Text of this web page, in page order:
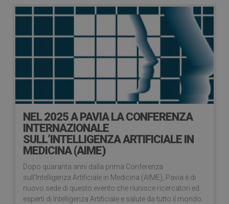
NEL 2025 A PAVIA LA CONFERENZA
INTERNAZIONALE
SULL’INTELLIGENZA ARTIFICIALE IN
MEDICINA (AIME)
Dopo quaranta anni dalla prima Conferenza
sull’Intelligenza Artificiale in Medicina (AIME), Pavia è di
nuovo sede di questo evento che riunisce ricercatori ed
esperti di Intelligenza Artificiale e salute da tutto il mondo.